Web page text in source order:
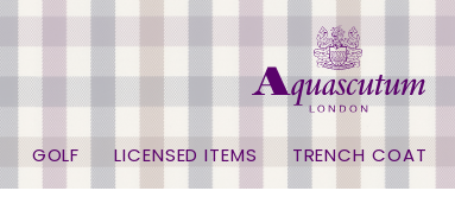
GOLF LICENSED ITEMS TRENCH COAT